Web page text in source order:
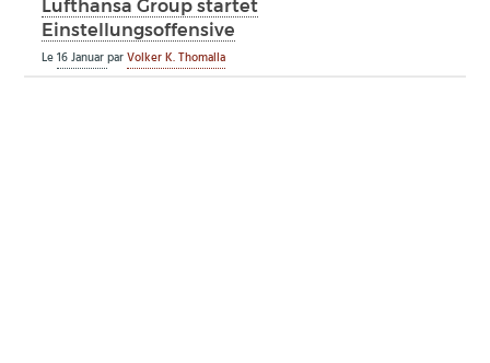
Lufthansa Group startet
Einstellungsoffensive
Le16 JanuarparVolker K. Thomalla